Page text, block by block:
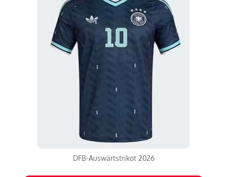
DFB-Auswärtstrikot 2026